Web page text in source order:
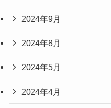
2024年9月
2024年8月
2024年5月
2024年4月